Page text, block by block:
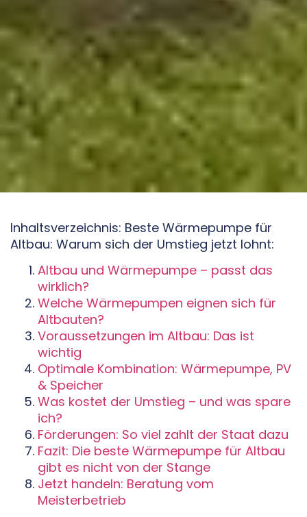
Inhaltsverzeichnis: Beste Wärmepumpe für
Altbau: Warum sich der Umstieg jetzt lohnt:
Altbau und Wärmepumpe – passt das
wirklich?
Welche Wärmepumpen eignen sich für
Altbauten?
Voraussetzungen im Altbau: Das ist
wichtig
Optimale Kombination: Wärmepumpe, PV
& Speicher
Was kostet der Umstieg – und was spare
ich?
Förderungen: So viel zahlt der Staat dazu
Fazit: Die beste Wärmepumpe für Altbau
gibt es nicht von der Stange
Jetzt handeln: Beratung vom
Meisterbetrieb